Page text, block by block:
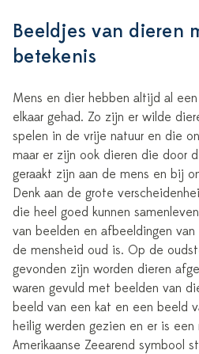
Beeldjes van dieren
betekenis
Mens en dier hebben altijd al
elkaar gehad. Zo zijn er wilde
spelen in de vrije natuur en die
maar er zijn ook dieren die door
geraakt zijn aan de mens en bij
Denk aan de grote
die heel goed kunnen
van beelden en afbeeldingen
de mensheid oud is. Op de
gevonden zijn worden dieren
waren gevuld met beelden van
beeld van een kat en een beeld
heilig werden gezien en er is een
Amerikaanse Zeearend symbool